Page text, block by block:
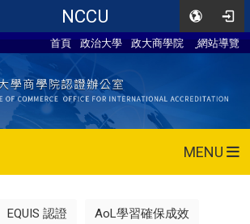
NCCU
首頁 政治大學 政大商學院 網站導覽
MENU
EQUIS 認證 AoL學習確保成效